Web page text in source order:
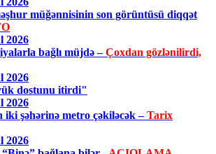
müğənnisinin son görüntüsü diqqət
2026
bağlı müjdə –Çoxdan gözlənilirdi,
2026
dostunu itirdi"
2026
iki şəhərinə metro çəkiləcək –Tarix
2026